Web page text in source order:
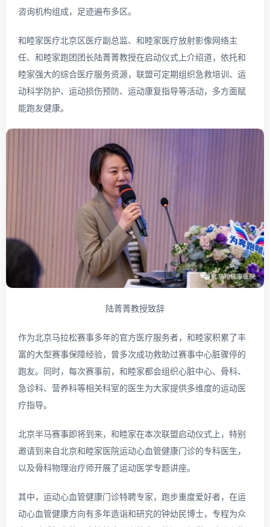
咨询机构组成，足迹遍布多区。
和睦家医疗北京区医疗副总监、和睦家医疗放射影像网络主
任、和睦家跑团团长陆菁菁教授在启动仪式上介绍道，依托和
睦家强大的综合医疗服务资源，联盟可定期组织急救培训、运
动科学防护、运动损伤预防、运动康复指导等活动，多方面赋
能跑友健康。
陆菁菁教授致辞
作为北京马拉松赛事多年的官方医疗服务者，和睦家积累了丰
富的大型赛事保障经验，曾多次成功救助过赛事中心脏骤停的
跑友。同时，每次赛事前，和睦家都会组织心脏中心、骨科、
急诊科、营养科等相关科室的医生为大家提供多维度的运动医
疗指导。
北京半马赛事即将到来，和睦家在本次联盟启动仪式上，特别
邀请到来自北京和睦家医院运动心血管健康门诊的专科医生，
以及骨科物理治疗师开展了运动医学专题讲座。
其中，运动心血管健康门诊特聘专家，跑步重度爱好者，在运
动心血管健康方向有多年造诣和研究的钟幼民博士，专程为众